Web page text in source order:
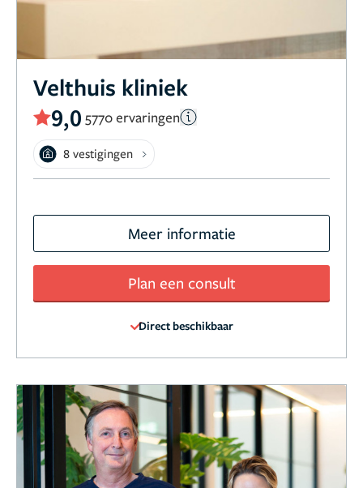
Velthuis kliniek
9,0 5770 ervaringen
8 vestigingen
Meer informatie
Plan een consult
Direct beschikbaar